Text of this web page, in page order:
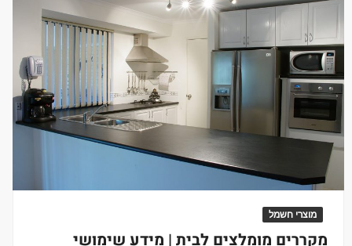
מוצרי חשמל
מקררים מומלצים לבית | מידע שימושי